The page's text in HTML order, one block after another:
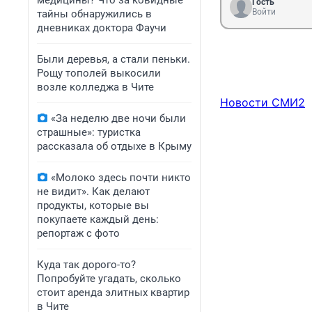
тайны обнаружились в
дневниках доктора Фаучи
Были деревья, а стали пеньки.
Рощу тополей выкосили
возле колледжа в Чите
«За неделю две ночи были
страшные»: туристка
рассказала об отдыхе в Крыму
«Молоко здесь почти никто
не видит». Как делают
продукты, которые вы
покупаете каждый день:
репортаж с фото
Куда так дорого-то?
Попробуйте угадать, сколько
стоит аренда элитных квартир
в Чите
Гость
Войти
Новости СМИ2